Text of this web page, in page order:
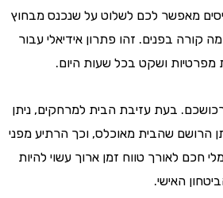
לכם לשלוט על שנכנס מבחוץ
בפנים. זהו פתרון אידיאלי עבור
ושקט בכל שעות היום.
בעת עזיבת הבית למרחקים, ניתן
שהבית מאוכלס, וכך הרתיע מפני
טווח זמן ארוך עשוי להיות
האישי.